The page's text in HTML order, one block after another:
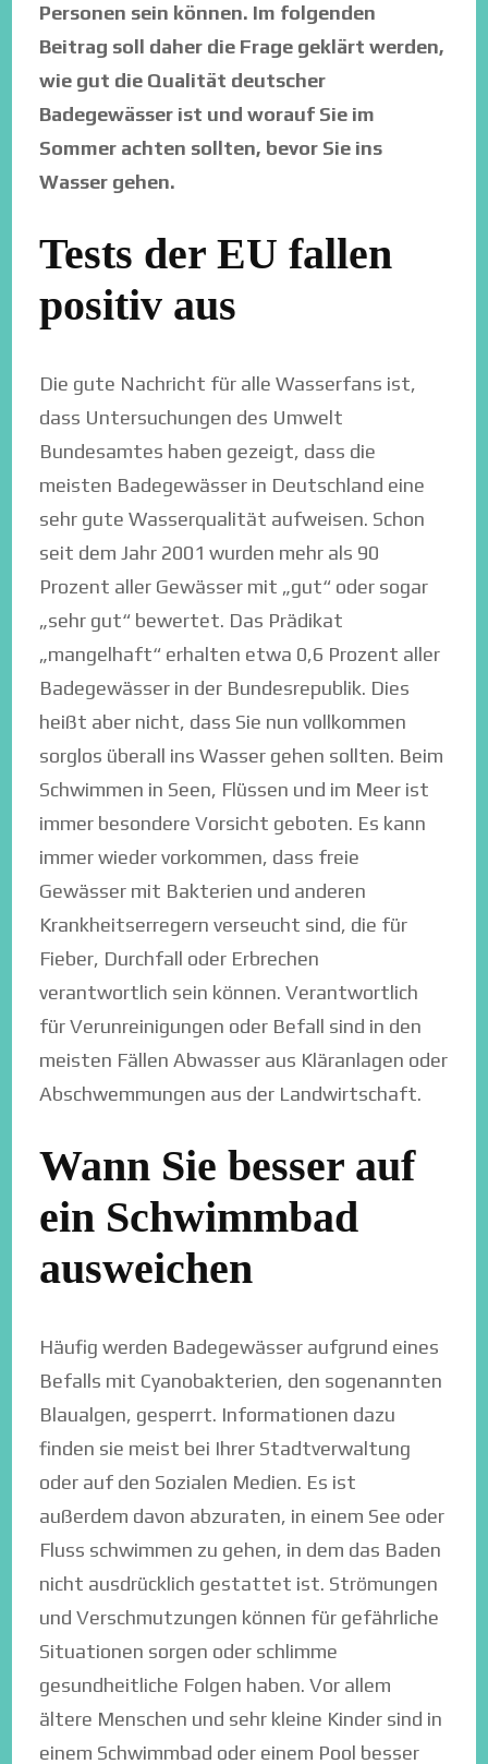
Personen sein können. Im folgenden
Beitrag soll daher die Frage geklärt werden,
wie gut die Qualität deutscher
Badegewässer ist und worauf Sie im
Sommer achten sollten, bevor Sie ins
Wasser gehen.
Tests der EU fallen
positiv aus
Die gute Nachricht für alle Wasserfans ist,
dass Untersuchungen des Umwelt
Bundesamtes haben gezeigt, dass die
meisten Badegewässer in Deutschland eine
sehr gute Wasserqualität aufweisen. Schon
seit dem Jahr 2001 wurden mehr als 90
Prozent aller Gewässer mit „gut“ oder sogar
„sehr gut“ bewertet. Das Prädikat
„mangelhaft“ erhalten etwa 0,6 Prozent aller
Badegewässer in der Bundesrepublik. Dies
heißt aber nicht, dass Sie nun vollkommen
sorglos überall ins Wasser gehen sollten. Beim
Schwimmen in Seen, Flüssen und im Meer ist
immer besondere Vorsicht geboten. Es kann
immer wieder vorkommen, dass freie
Gewässer mit Bakterien und anderen
Krankheitserregern verseucht sind, die für
Fieber, Durchfall oder Erbrechen
verantwortlich sein können. Verantwortlich
für Verunreinigungen oder Befall sind in den
meisten Fällen Abwasser aus Kläranlagen oder
Abschwemmungen aus der Landwirtschaft.
Wann Sie besser auf
ein Schwimmbad
ausweichen
Häufig werden Badegewässer aufgrund eines
Befalls mit ⁠Cyanobakterien, den sogenannten
Blaualgen, gesperrt. Informationen dazu
finden sie meist bei Ihrer Stadtverwaltung
oder auf den Sozialen Medien. Es ist
außerdem davon abzuraten, in einem See oder
Fluss schwimmen zu gehen, in dem das Baden
nicht ausdrücklich gestattet ist. Strömungen
und Verschmutzungen können für gefährliche
Situationen sorgen oder schlimme
gesundheitliche Folgen haben. Vor allem
ältere Menschen und sehr kleine Kinder sind in
einem Schwimmbad oder einem Pool besser